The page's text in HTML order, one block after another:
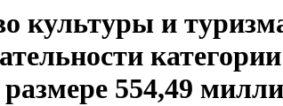
культуры и
554,49